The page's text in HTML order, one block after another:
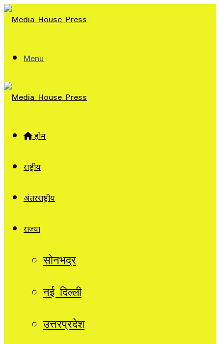
Menu
होम
राष्ट्रीय
अंतरराष्ट्रीय
राज्यों
सोनभद्र
नई दिल्ली
उत्तरप्रदेश